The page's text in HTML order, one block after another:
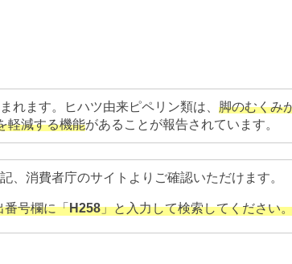
れます。ヒハツ由来ピペリン類は、 脚のむくみ
軽減する機能があることが報告されています。
、消費者庁のサイトよりご確認いただけます。
番号欄に「H258」と入力して検索してください